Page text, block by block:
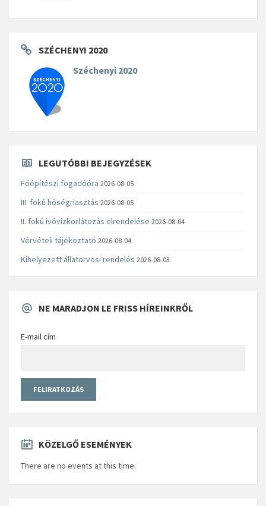
SZÉCHENYI 2020
Széchenyi 2020
LEGUTÓBBI BEJEGYZÉSEK
Főépítészi fogadóóra 2026-08-05
III. fokú hőségriasztás 2026-08-05
II. fokú ivóvízkorlátozás elrendelése 2026-08-04
Vérvételi tájékoztató 2026-08-04
Kihelyezett állatorvosi rendelés 2026-08-03
NE MARADJON LE FRISS HÍREINKRŐL
E-mail cím
KÖZELGŐ ESEMÉNYEK
There are no events at this time.